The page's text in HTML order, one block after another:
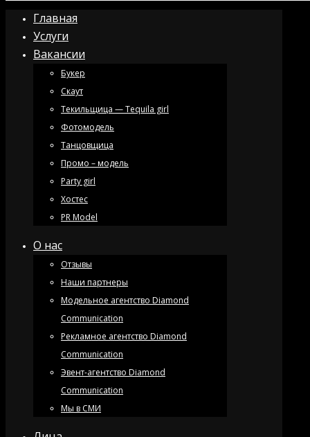
Главная
Услуги
Вакансии
Букер
Скаут
Текильщица — Tequila girl
Фотомодель
Танцовщица
Промо – модель
Party girl
Хостес
PR Model
О нас
Отзывы
Наши партнеры
Модельное агентство Diamond
Communication
Рекламное агентство Diamond
Communication
Эвент-агентство Diamond
Communication
Мы в СМИ